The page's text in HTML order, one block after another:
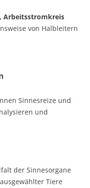
Arbeitsstromkreis
von Halbleitern
Sinnesreize und
und
der Sinnesorgane
Tiere